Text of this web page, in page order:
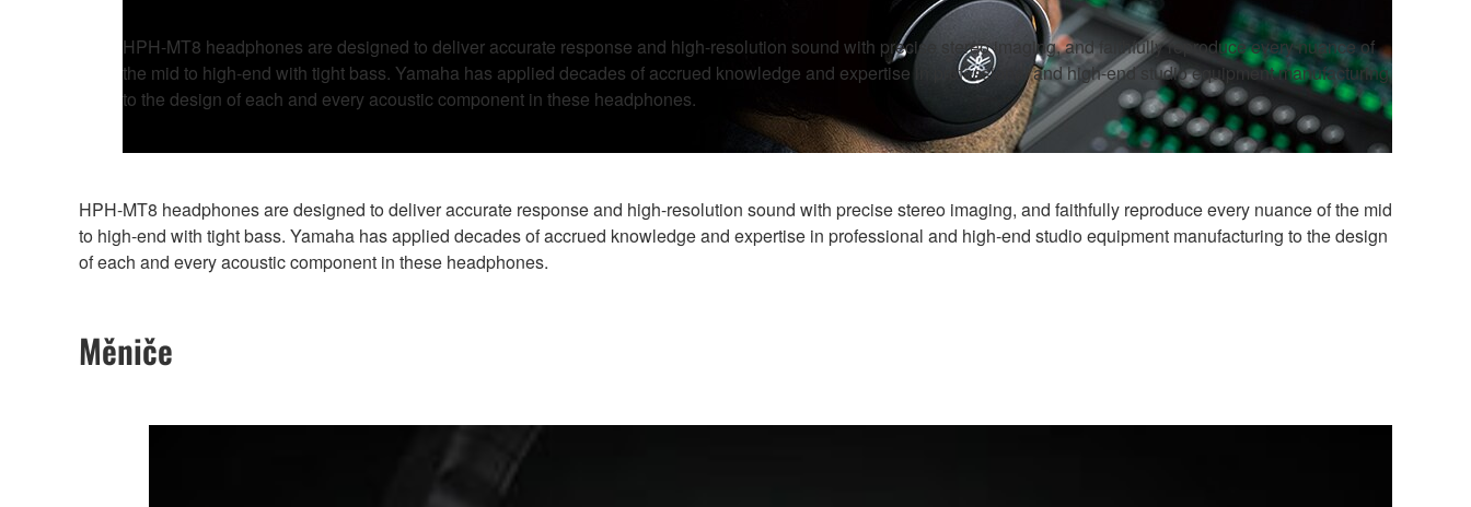
HPH-MT8 headphones are designed to deliver accurate response and high-resolution sound with precise stereo imaging, and faithfully reproduce every nuance of
the mid to high-end with tight bass. Yamaha has applied decades of accrued knowledge and expertise in professional and high-end studio equipment manufacturing
to the design of each and every acoustic component in these headphones.
HPH-MT8 headphones are designed to deliver accurate response and high-resolution sound with precise stereo imaging, and faithfully reproduce every nuance of the mid
to high-end with tight bass. Yamaha has applied decades of accrued knowledge and expertise in professional and high-end studio equipment manufacturing to the design
of each and every acoustic component in these headphones.
Měniče